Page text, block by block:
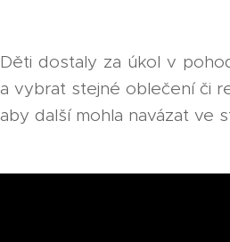
Děti dostaly za úkol v
a vybrat stejné oblečení či
aby další mohla navázat ve